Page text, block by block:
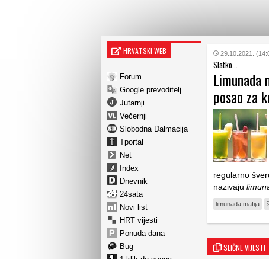
HRVATSKI WEB
Forum
Google prevoditelj
Jutarnji
Večernji
Slobodna Dalmacija
Tportal
Net
Index
Dnevnik
24sata
Novi list
HRT vijesti
Ponuda dana
Bug
29.10.2021.
Slatko...
posao za
regularno
nazivaju
limunada mafija
SLIČNE VIJESTI